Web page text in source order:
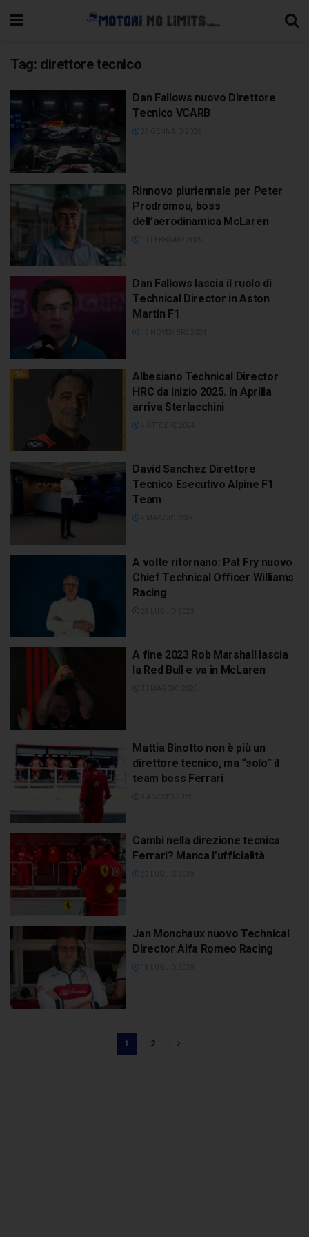
Tag: direttore tecnico
Dan Fallows nuovo Direttore
Tecnico VCARB
Rinnovo pluriennale per Peter
Prodromou, boss
dell’aerodinamica McLaren
Dan Fallows lascia il ruolo di
Technical Director in Aston
Martin F1
Albesiano Technical Director
HRC da inizio 2025. In Aprilia
arriva Sterlacchini
David Sanchez Direttore
Tecnico Esecutivo Alpine F1
Team
A volte ritornano: Pat Fry nuovo
Chief Technical Officer Williams
Racing
A fine 2023 Rob Marshall lascia
la Red Bull e va in McLaren
Mattia Binotto non è più un
direttore tecnico, ma “solo” il
team boss Ferrari
Cambi nella direzione tecnica
Ferrari? Manca l’ufficialità
Jan Monchaux nuovo Technical
Director Alfa Romeo Racing
1 2